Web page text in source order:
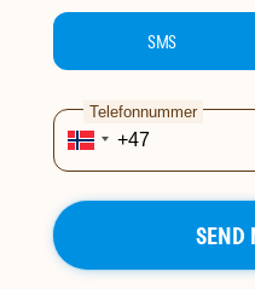
login-type
SMS
Telefonnummer
SEND